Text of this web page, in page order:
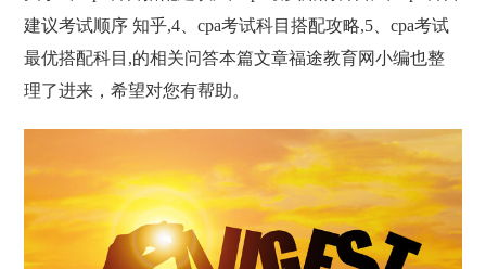
建议考试顺序 知乎,4、cpa考试科目搭配攻略,5、cpa考试
最优搭配科目,的相关问答本篇文章福途教育网小编也整
理了进来，希望对您有帮助。